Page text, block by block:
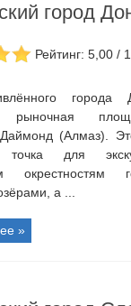
город
Рейтинг: 5,00 / 1
города
рыночная
(Алмаз).
точка для
окрестностям
а ...
»